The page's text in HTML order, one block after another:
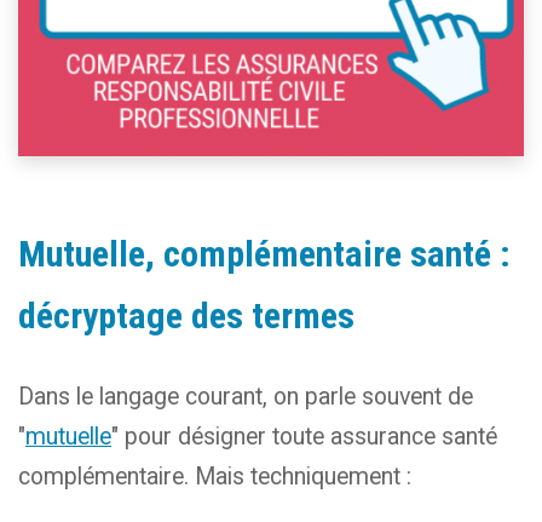
Mutuelle, complémentaire santé :
décryptage des termes
Dans le langage courant, on parle souvent de
"mutuelle" pour désigner toute assurance santé
complémentaire. Mais techniquement :